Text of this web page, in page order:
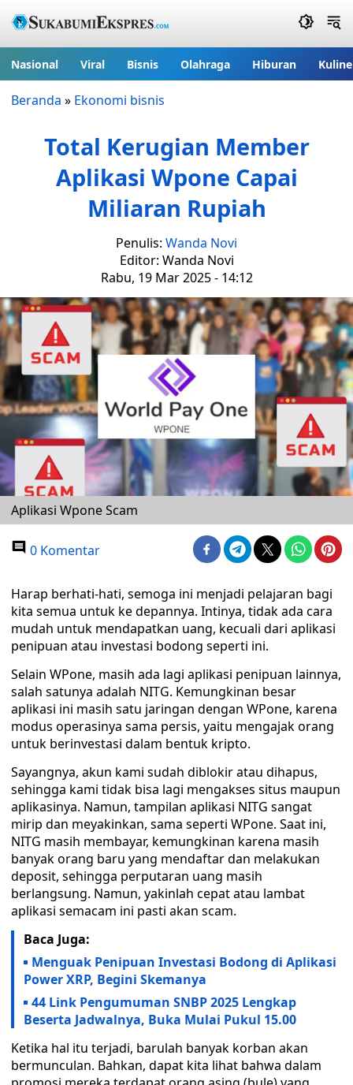
Nasional Viral Bisnis Olahraga Hiburan
Beranda » Ekonomi bisnis
Total Kerugian Member
Aplikasi Wpone Capai
Miliaran Rupiah
Penulis: Wanda Novi
Editor: Wanda Novi
Rabu, 19 Mar 2025 - 14:12
Aplikasi Wpone Scam
0 Komentar
Harap berhati-hati, semoga ini menjadi pelajaran bagi
kita semua untuk ke depannya. Intinya, tidak ada cara
mudah untuk mendapatkan uang, kecuali dari aplikasi
penipuan atau investasi bodong seperti ini.
Selain WPone, masih ada lagi aplikasi penipuan lainnya,
salah satunya adalah NITG. Kemungkinan besar
aplikasi ini masih satu jaringan dengan WPone, karena
modus operasinya sama persis, yaitu mengajak orang
untuk berinvestasi dalam bentuk kripto.
Sayangnya, akun kami sudah diblokir atau dihapus,
sehingga kami tidak bisa lagi mengakses situs maupun
aplikasinya. Namun, tampilan aplikasi NITG sangat
mirip dan meyakinkan, sama seperti WPone. Saat ini,
NITG masih membayar, kemungkinan karena masih
banyak orang baru yang mendaftar dan melakukan
deposit, sehingga perputaran uang masih
berlangsung. Namun, yakinlah cepat atau lambat
aplikasi semacam ini pasti akan scam.
Baca Juga:
Menguak Penipuan Investasi Bodong di Aplikasi
Power XRP, Begini Skemanya
44 Link Pengumuman SNBP 2025 Lengkap
Beserta Jadwalnya, Buka Mulai Pukul 15.00
Ketika hal itu terjadi, barulah banyak korban akan
bermunculan. Bahkan, dapat kita lihat bahwa dalam